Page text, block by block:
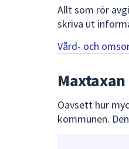
Allt som rör
skriva ut
Vård- och
Oavsett hur
kommunen.